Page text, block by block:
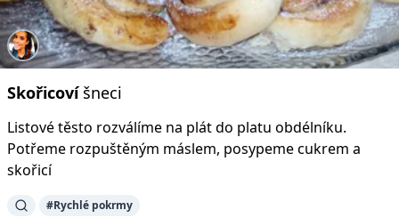
Skořicovíšneci
Listové těsto rozválíme na plát do platu obdélníku.
Potřeme rozpuštěným máslem, posypeme cukrem a
skořicí
#Rychlé pokrmy